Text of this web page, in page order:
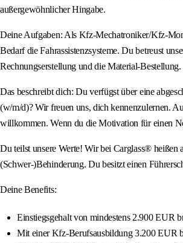
außergewöhnlicher Hingabe.
Deine Aufgaben: Als Kfz-Mechatroniker/Kfz-
Bedarf die Fahrassistenzsysteme. Du betreust
Rechnungserstellung und die Material-Bestellung.
Das beschreibt dich: Du verfügst über eine
(w/m/d)? Wir freuen uns, dich kennenzulernen.
willkommen. Wenn du die Motivation für einen
Du teilst unsere Werte! Wir bei Carglass®
(Schwer-)Behinderung. Du besitzt einen
Deine Benefits:
Einstiegsgehalt von mindestens 2.900 EUR
Mit einer Kfz-Berufsausbildung 3.200 EUR